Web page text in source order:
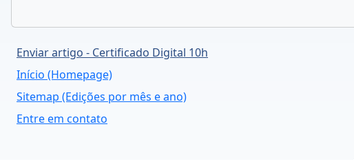
Enviar artigo - Certificado Digital 10h
Início (Homepage)
Sitemap (Edições por mês e ano)
Entre em contato